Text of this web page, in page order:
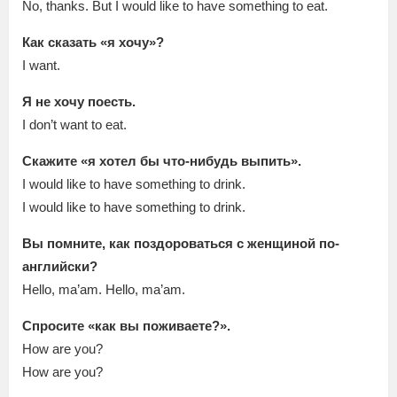
No, thanks. But I would like to have something to eat.
Как сказать «я хочу»?
I want.
Я не хочу поесть.
I don’t want to eat.
Скажите «я хотел бы что-нибудь выпить».
I would like to have something to drink.
I would like to have something to drink.
Вы помните, как поздороваться с женщиной по-
английски?
Hello, ma’am. Hello, ma’am.
Спросите «как вы поживаете?».
How are you?
How are you?